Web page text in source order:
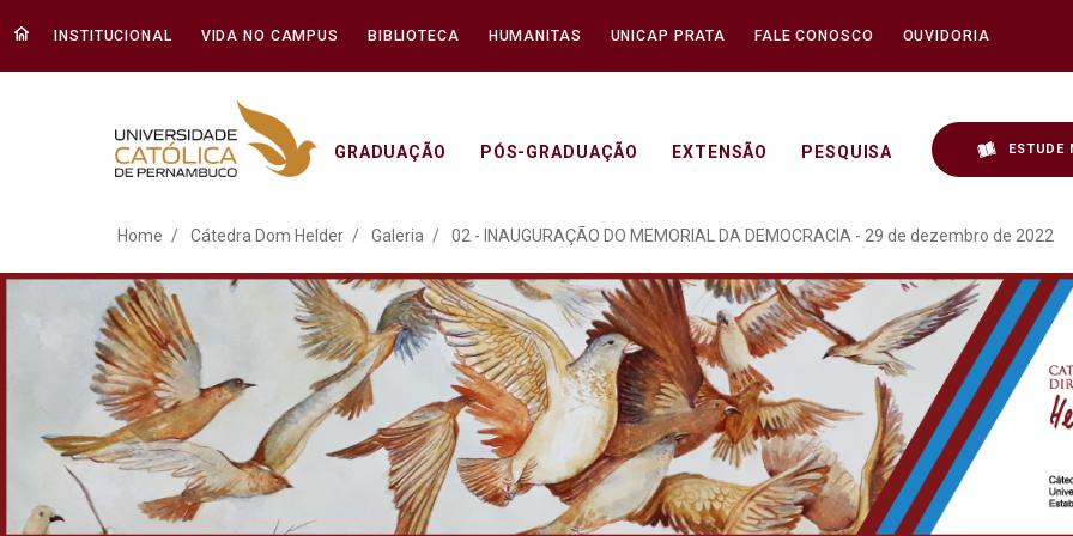
INSTITUCIONAL VIDA NO CAMPUS BIBLIOTECA HUMANITAS UNICAP PRATA FALE CONOSCO OUVIDORIA
GRADUAÇÃO PÓS-GRADUAÇÃO EXTENSÃO PESQUISA ESTUDE
ATO EM DEFESA DA DEMOCRACIA
Home Cátedra Dom Helder Galeria 02 - INAUGURAÇÃO DO MEMORIAL DA DEMOCRACIA - 29 de dezembro de 2022